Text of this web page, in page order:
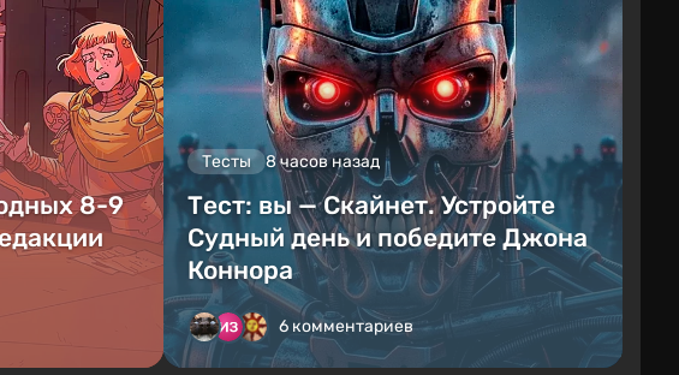
8-9
Тесты 8 часов назад
Тест: вы — Скайнет. Устройте
Судный день и победите Джона
Коннора
6 комментариев